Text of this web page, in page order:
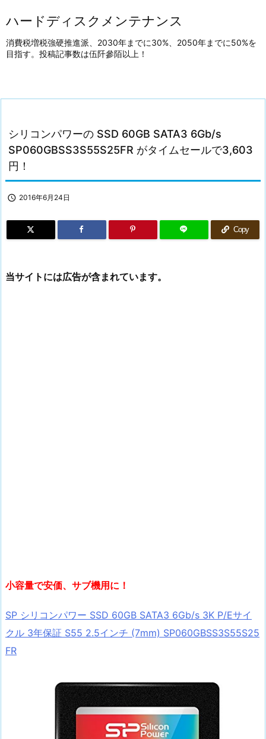
ハードディスクメンテナンス
消費税増税強硬推進派、2030年までに30%、2050年までに50%を
目指す。投稿記事数は伍阡參陌以上！
シリコンパワーの SSD 60GB SATA3 6Gb/s
SP060GBSS3S55S25FR がタイムセールで3,603
円！
 2016年6月24日
Copy
当サイトには広告が含まれています。
小容量で安価、サブ機用に！
SP シリコンパワー SSD 60GB SATA3 6Gb/s 3K P/Eサイ
クル 3年保証 S55 2.5インチ (7mm) SP060GBSS3S55S25
FR